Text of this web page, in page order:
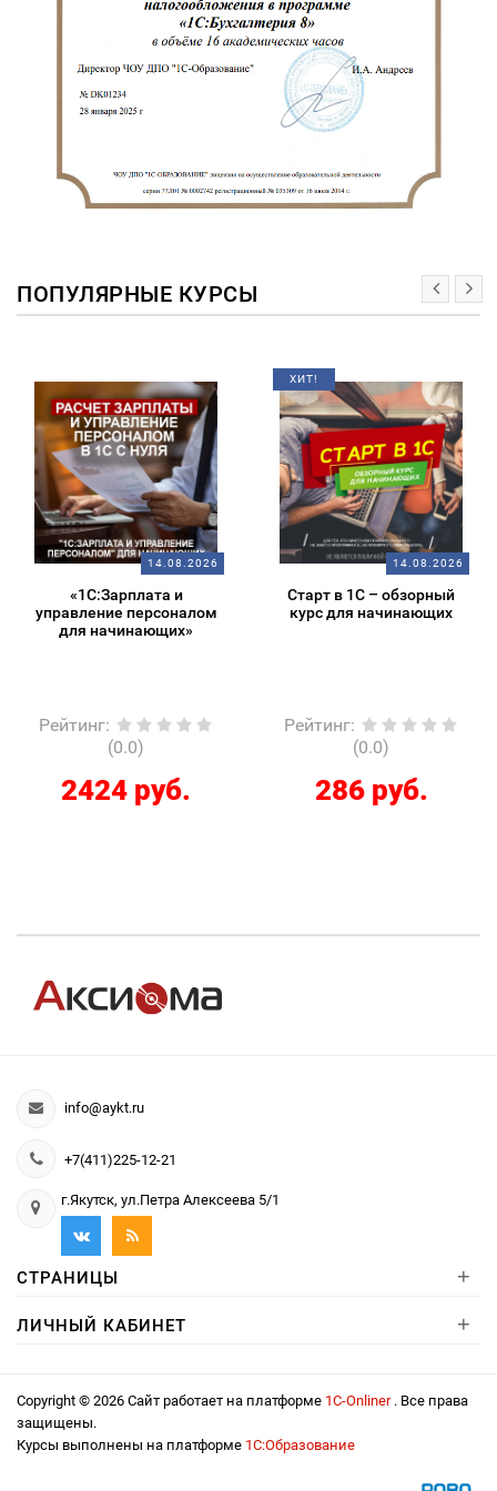
ПОПУЛЯРНЫЕ КУРСЫ
14.08.2026
«1С:Зарплата и
управление персоналом
для начинающих»
Рейтинг:
(0.0)
2424 руб.
ХИТ!
14.08.2026
Старт в 1С – обзорный
курс для начинающих
Рейтинг:
(0.0)
286 руб.
info@aykt.ru
+7(411)225-12-21
г.Якутск, ул.Петра Алексеева 5/1
СТРАНИЦЫ +
ЛИЧНЫЙ КАБИНЕТ +
Copyright © 2026 Сайт работает на платформе 1С-Onliner . Все права
защищены.
Курсы выполнены на платформе 1С:Образование